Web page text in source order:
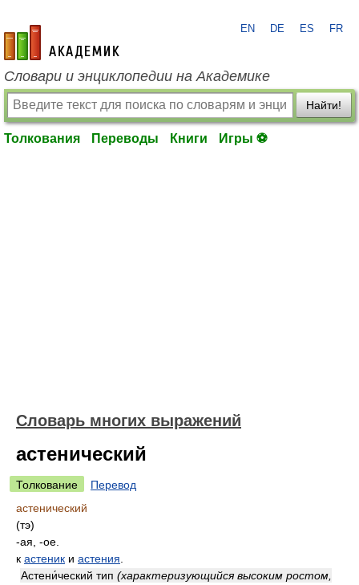
academic.ru
EN DE ES FR
Словари и энциклопедии на Академике
Найти!
Толкования Переводы Книги Игры ⚽
Словарь многих выражений
астенический
Толкование
Перевод
астенический
(тэ)
-ая, -ое.
к астеник и астения
Астени́ческий тип (характеризующийся высоким ростом,